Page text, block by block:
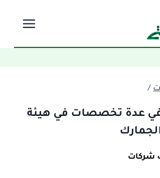
/
في عدة تخصصات في هيئة
شركات